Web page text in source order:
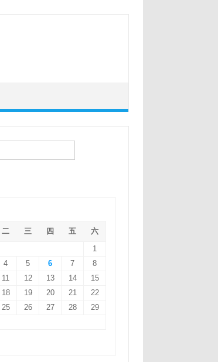
二 三 四 五
六
1
4 5 6 7
8
11 12 13 14
15
18 19 20 21
22
25 26 27 28
29